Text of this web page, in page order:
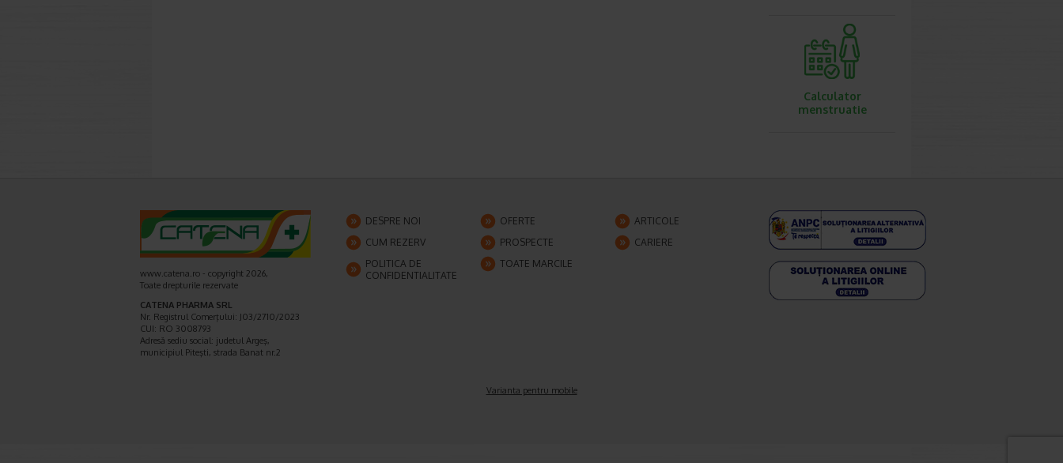
Calculator
menstruatie
www.catena.ro - copyright 2026,
Toate drepturile rezervate
CATENA PHARMA SRL
Nr. Registrul Comerţului: J03/2710/2023
CUI: RO 3008793
Adresă sediu social: judetul Argeş,
municipiul Piteşti, strada Banat nr.2
DESPRE NOI OFERTE
ARTICOLE
CUM REZERV
PROSPECTE
CARIERE
POLITICA DE
CONFIDENTIALITATE
TOATE MARCILE
Varianta pentru mobile